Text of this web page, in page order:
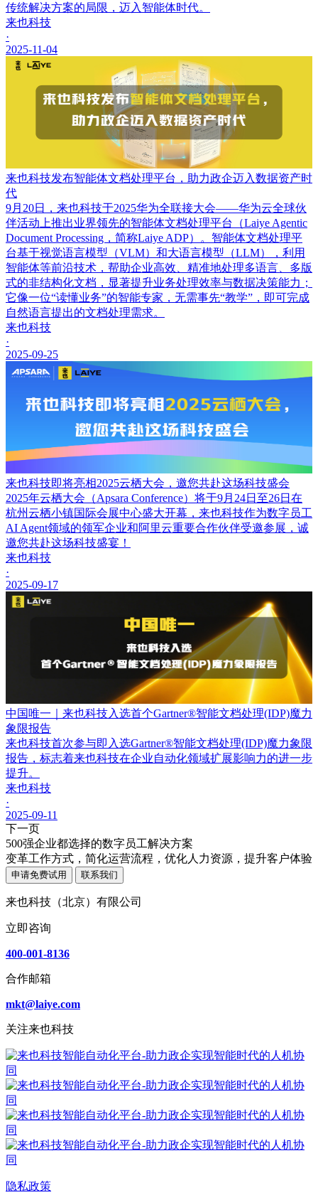
传统解决方案的局限，迈入智能体时代。
来也科技
·
2025-11-04
来也科技发布智能体文档处理平台，助力政企迈入数据资产时
代
9月20日，来也科技于2025华为全联接大会——华为云全球伙
伴活动上推出业界领先的智能体文档处理平台（Laiye Agentic
Document Processing，简称Laiye ADP）。智能体文档处理平
台基于视觉语言模型（VLM）和大语言模型（LLM），利用
智能体等前沿技术，帮助企业高效、精准地处理多语言、多版
式的非结构化文档，显著提升业务处理效率与数据决策能力；
它像一位“读懂业务”的智能专家，无需事先“教学”，即可完成
自然语言提出的文档处理需求。
来也科技
·
2025-09-25
来也科技即将亮相2025云栖大会，邀您共赴这场科技盛会
2025年云栖大会（Apsara Conference）将于9月24日至26日在
杭州云栖小镇国际会展中心盛大开幕，来也科技作为数字员工
AI Agent领域的领军企业和阿里云重要合作伙伴受邀参展，诚
邀您共赴这场科技盛宴！
来也科技
·
2025-09-17
中国唯一｜来也科技入选首个Gartner®智能文档处理(IDP)魔力
象限报告
来也科技首次参与即入选Gartner®智能文档处理(IDP)魔力象限
报告，标志着来也科技在企业自动化领域扩展影响力的进一步
提升。
来也科技
·
2025-09-11
下一页
500强企业都选择的数字员工解决方案
变革工作方式，简化运营流程，优化人力资源，提升客户体验
申请免费试用 联系我们
来也科技（北京）有限公司
立即咨询
400-001-8136
合作邮箱
mkt@laiye.com
关注来也科技
隐私政策